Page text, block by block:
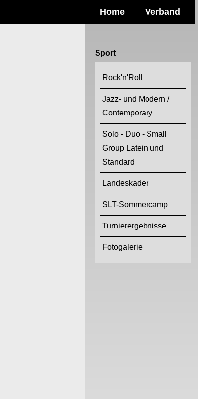
Home Verband
Sport
Rock'n'Roll
Jazz- und Modern /
Contemporary
Solo - Duo - Small
Group Latein und
Standard
Landeskader
SLT-Sommercamp
Turnierergebnisse
Fotogalerie